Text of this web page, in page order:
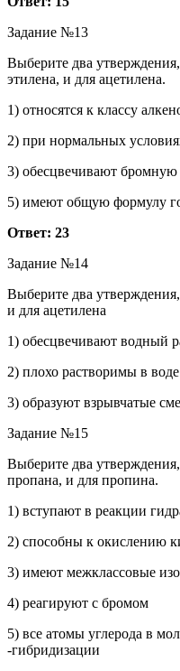
Задание №13
Выберите два
этилена, и для ацетилена.
1) относятся к классу
2) при нормальных
3) обесцвечивают бромную
5) имеют общую формулу
Ответ: 23
Задание №14
Выберите два
и для ацетилена
1) обесцвечивают водный
2) плохо растворимы в воде
3) образуют взрывчатые
Задание №15
Выберите два
пропана, и для пропина.
1) вступают в реакции
2) способны к окислению
3) имеют межклассовые
4) реагируют с бромом
5) все атомы углерода в
-гибридизации